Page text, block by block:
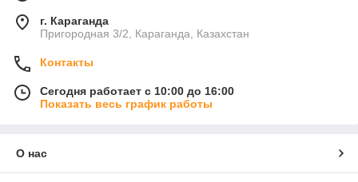
г. Караганда
Пригородная 3/2, Караганда, Казахстан
Контакты
Сегодня работает с 10:00 до 16:00
Показать весь график работы
О нас